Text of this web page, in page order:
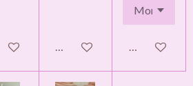
au panierAjouter au panierAjouter au